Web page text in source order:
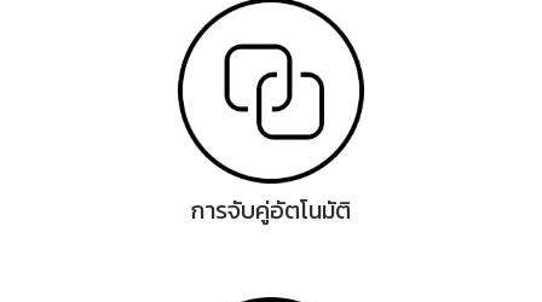
การจับคู่อัตโนมัติ